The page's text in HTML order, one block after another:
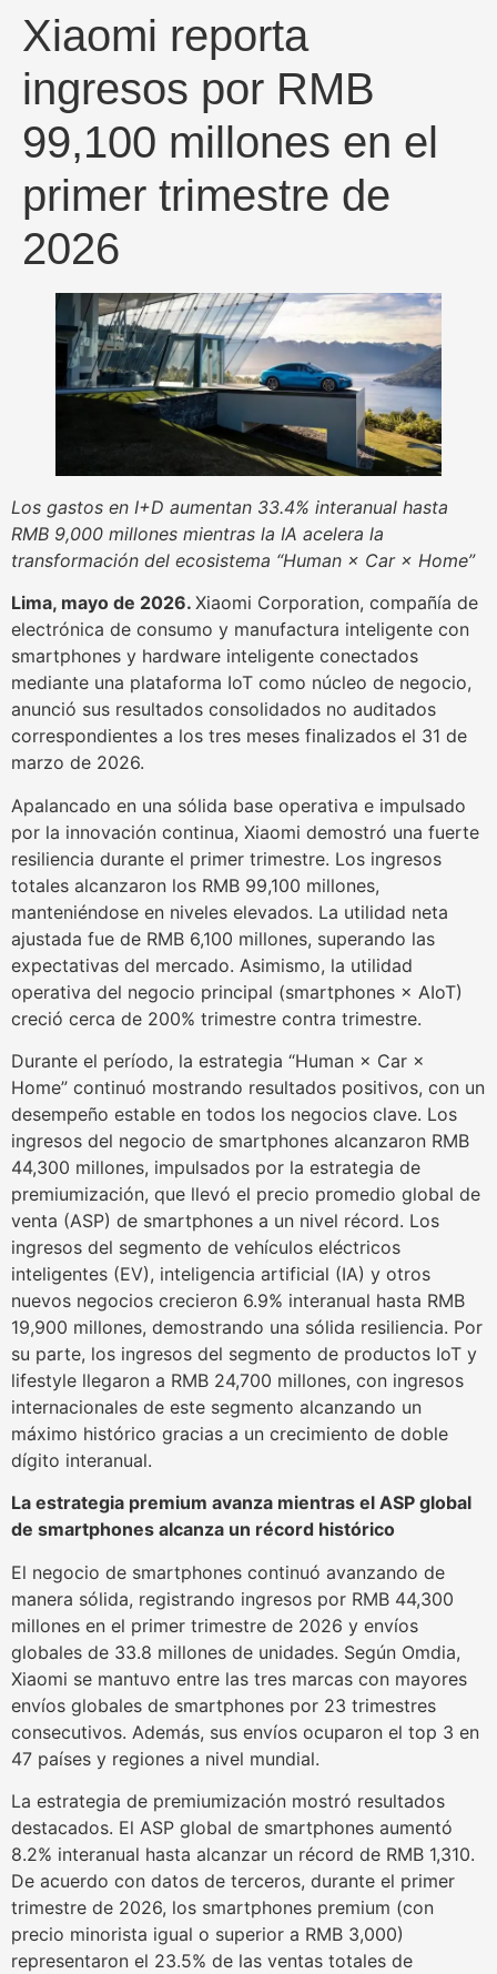
Xiaomi reporta
ingresos por RMB
99,100 millones en el
primer trimestre de
2026
Los gastos en I+D aumentan 33.4% interanual hasta
RMB 9,000 millones mientras la IA acelera la
transformación del ecosistema “Human × Car × Home”
Lima, mayo de 2026. Xiaomi Corporation, compañía de
electrónica de consumo y manufactura inteligente con
smartphones y hardware inteligente conectados
mediante una plataforma IoT como núcleo de negocio,
anunció sus resultados consolidados no auditados
correspondientes a los tres meses finalizados el 31 de
marzo de 2026.
Apalancado en una sólida base operativa e impulsado
por la innovación continua, Xiaomi demostró una fuerte
resiliencia durante el primer trimestre. Los ingresos
totales alcanzaron los RMB 99,100 millones,
manteniéndose en niveles elevados. La utilidad neta
ajustada fue de RMB 6,100 millones, superando las
expectativas del mercado. Asimismo, la utilidad
operativa del negocio principal (smartphones × AIoT)
creció cerca de 200% trimestre contra trimestre.
Durante el período, la estrategia “Human × Car ×
Home” continuó mostrando resultados positivos, con un
desempeño estable en todos los negocios clave. Los
ingresos del negocio de smartphones alcanzaron RMB
44,300 millones, impulsados por la estrategia de
premiumización, que llevó el precio promedio global de
venta (ASP) de smartphones a un nivel récord. Los
ingresos del segmento de vehículos eléctricos
inteligentes (EV), inteligencia artificial (IA) y otros
nuevos negocios crecieron 6.9% interanual hasta RMB
19,900 millones, demostrando una sólida resiliencia. Por
su parte, los ingresos del segmento de productos IoT y
lifestyle llegaron a RMB 24,700 millones, con ingresos
internacionales de este segmento alcanzando un
máximo histórico gracias a un crecimiento de doble
dígito interanual.
La estrategia premium avanza mientras el ASP global
de smartphones alcanza un récord histórico
El negocio de smartphones continuó avanzando de
manera sólida, registrando ingresos por RMB 44,300
millones en el primer trimestre de 2026 y envíos
globales de 33.8 millones de unidades. Según Omdia,
Xiaomi se mantuvo entre las tres marcas con mayores
envíos globales de smartphones por 23 trimestres
consecutivos. Además, sus envíos ocuparon el top 3 en
47 países y regiones a nivel mundial.
La estrategia de premiumización mostró resultados
destacados. El ASP global de smartphones aumentó
8.2% interanual hasta alcanzar un récord de RMB 1,310.
De acuerdo con datos de terceros, durante el primer
trimestre de 2026, los smartphones premium (con
precio minorista igual o superior a RMB 3,000)
representaron el 23.5% de las ventas totales de